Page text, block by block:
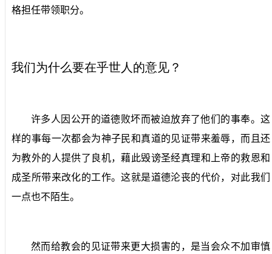
格担任带领职分。
我们为什么要在乎世人的意见？
许多人因公开的道德败坏而被迫放弃了他们的事奉。这
样的事每一次都会为神子民和真道的见证带来羞辱，而且还
为教外的人提供了良机，藉此毁谤圣经真理和上帝的救恩和
成圣所带来改化的工作。这就是道德沦丧的代价，对此我们
一点也不陌生。
然而给教会的见证带来更大损害的，是当会众不加审慎